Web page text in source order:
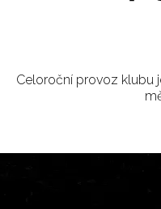
Celoroční provoz klubu